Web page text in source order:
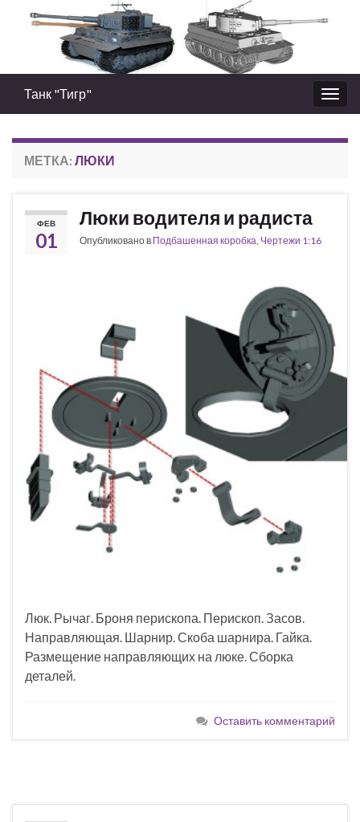
Вкл/
выкл
Танк "Тигр"
МЕТКА: ЛЮКИ
ФЕВ
01
Люки водителя и радиста
Опубликовано в Подбашенная коробка, Чертежи 1:16
Люк. Рычаг. Броня перископа. Перископ. Засов.
Направляющая. Шарнир. Скоба шарнира. Гайка.
Размещение направляющих на люке. Сборка
деталей.
Оставить комментарий